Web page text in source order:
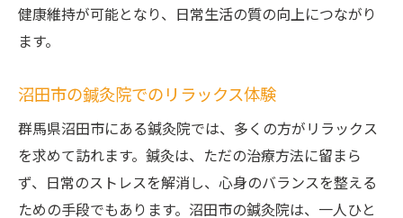
健康維持が可能となり、日常生活の質の向上につながり
ます。
沼田市の鍼灸院でのリラックス体験
群馬県沼田市にある鍼灸院では、多くの方がリラックス
を求めて訪れます。鍼灸は、ただの治療方法に留まら
ず、日常のストレスを解消し、心身のバランスを整える
ための手段でもあります。沼田市の鍼灸院は、一人ひと